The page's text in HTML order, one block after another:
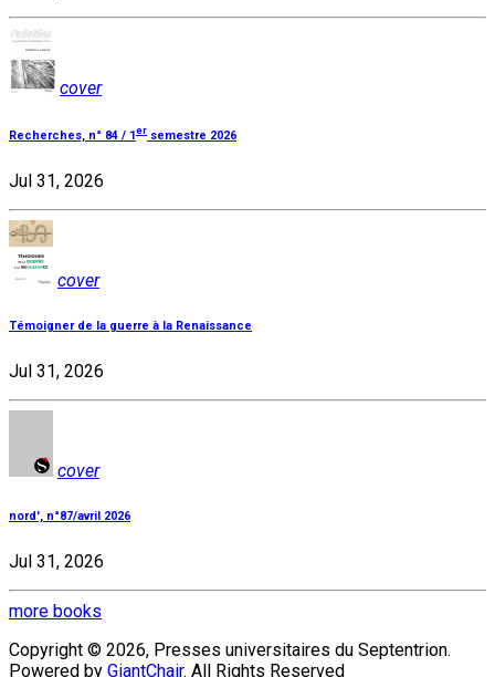
cover
Recherches, n° 84 / 1 er semestre 2026
Jul 31, 2026
cover
Témoigner de la guerre à la Renaissance
Jul 31, 2026
cover
nord', n°87/avril 2026
Jul 31, 2026
more books
Copyright © 2026, Presses universitaires du Septentrion.
Powered by GiantChair. All Rights Reserved